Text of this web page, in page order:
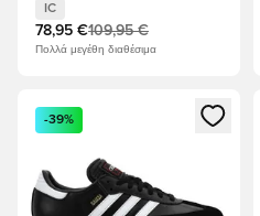
IC
78,95 €109,95 €
Πολλά μεγέθη διαθέσιμα
Ανοίγει ένα Modal για να
-39%